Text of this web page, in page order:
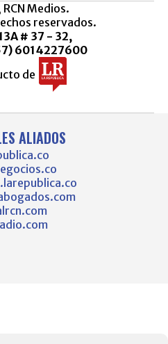
Medios.
reservados.
# 37 - 32,
6014227600
de
ALIADOS